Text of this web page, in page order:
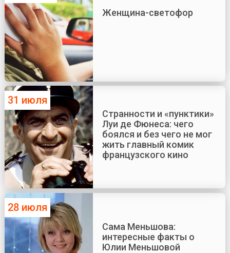
Женщина-светофор
31 июля
Странности и «пунктики»
Луи де Фюнеса: чего
боялся и без чего не мог
жить главный комик
французского кино
28 июля
Сама Меньшова:
интересные факты о
Юлии Меньшовой